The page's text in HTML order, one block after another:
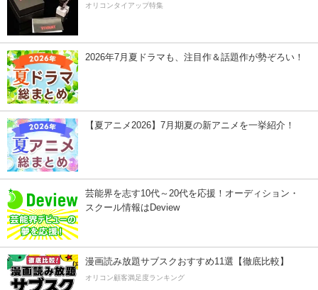
オリコンタイアップ特集
2026年7月夏ドラマも、注目作＆話題作が勢ぞろい！
【夏アニメ2026】7月期夏の新アニメを一挙紹介！
芸能界を志す10代～20代を応援！オーディション・
スクール情報はDeview
漫画読み放題サブスクおすすめ11選【徹底比較】
オリコン顧客満足度ランキング